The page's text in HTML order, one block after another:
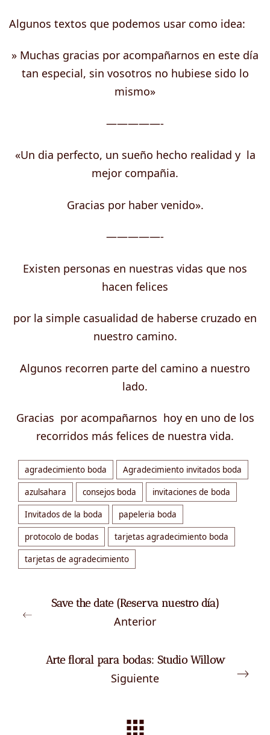
Algunos textos que podemos usar como idea:
» Muchas gracias por acompañarnos en este día
tan especial, sin vosotros no hubiese sido lo
mismo»
—————-
«Un dia perfecto, un sueño hecho realidad y la
mejor compañia.
Gracias por haber venido».
—————-
Existen personas en nuestras vidas que nos
hacen felices
por la simple casualidad de haberse cruzado en
nuestro camino.
Algunos recorren parte del camino a nuestro
lado.
Gracias por acompañarnos hoy en uno de los
recorridos más felices de nuestra vida.
agradecimiento boda Agradecimiento invitados boda
azulsahara consejos boda invitaciones de boda
Invitados de la boda papeleria boda
protocolo de bodas tarjetas agradecimiento boda
tarjetas de agradecimiento
Save the date (Reserva nuestro día)
Anterior
Arte floral para bodas: Studio Willow
Siguiente